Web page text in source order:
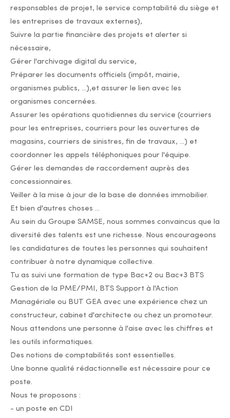
responsables de projet, le service comptabilité du siège et
les entreprises de travaux externes),
Suivre la partie financière des projets et alerter si
nécessaire,
Gérer l'archivage digital du service,
Préparer les documents officiels (impôt, mairie,
organismes publics, ...),et assurer le lien avec les
organismes concernées.
Assurer les opérations quotidiennes du service (courriers
pour les entreprises, courriers pour les ouvertures de
magasins, courriers de sinistres, fin de travaux, ...) et
coordonner les appels téléphoniques pour l'équipe.
Gérer les demandes de raccordement auprès des
concessionnaires.
Veiller à la mise à jour de la base de données immobilier.
Et bien d'autres choses ...
Au sein du Groupe SAMSE, nous sommes convaincus que la
diversité des talents est une richesse. Nous encourageons
les candidatures de toutes les personnes qui souhaitent
contribuer à notre dynamique collective.
Tu as suivi une formation de type Bac+2 ou Bac+3 BTS
Gestion de la PME/PMI, BTS Support à l'Action
Managériale ou BUT GEA avec une expérience chez un
constructeur, cabinet d'architecte ou chez un promoteur.
Nous attendons une personne à l'aise avec les chiffres et
les outils informatiques.
Des notions de comptabilités sont essentielles.
Une bonne qualité rédactionnelle est nécessaire pour ce
poste.
Nous te proposons :
- un poste en CDI